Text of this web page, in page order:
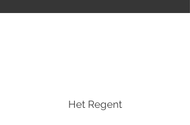
Het Regent